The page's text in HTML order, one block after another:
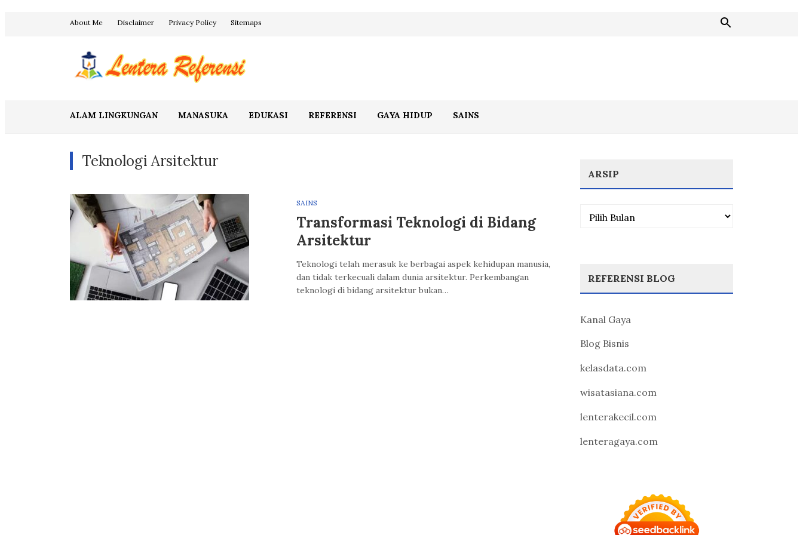
About Me Disclaimer Privacy Policy Sitemaps
ALAM LINGKUNGAN MANASUKA EDUKASI REFERENSI GAYA HIDUP SAINS
Teknologi Arsitektur
SAINS
Transformasi Teknologi di Bidang
Arsitektur
Teknologi telah merasuk ke berbagai aspek kehidupan manusia,
dan tidak terkecuali dalam dunia arsitektur. Perkembangan
teknologi di bidang arsitektur bukan…
ARSIP
Arsip
REFERENSI BLOG
Kanal Gaya
Blog Bisnis
kelasdata.com
wisatasiana.com
lenterakecil.com
lenteragaya.com